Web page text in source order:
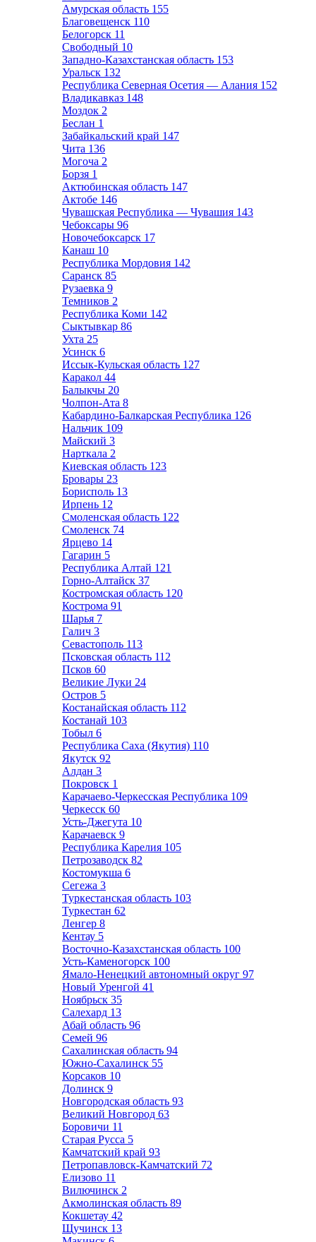
Амурская область 155
Благовещенск 110
Белогорск 11
Свободный 10
Западно-Казахстанская область 153
Уральск 132
Республика Северная Осетия — Алания 152
Владикавказ 148
Моздок 2
Беслан 1
Забайкальский край 147
Чита 136
Могоча 2
Борзя 1
Актюбинская область 147
Актобе 146
Чувашская Республика — Чувашия 143
Чебоксары 96
Новочебоксарск 17
Канаш 10
Республика Мордовия 142
Саранск 85
Рузаевка 9
Темников 2
Республика Коми 142
Сыктывкар 86
Ухта 25
Усинск 6
Иссык-Кульская область 127
Каракол 44
Балыкчы 20
Чолпон-Ата 8
Кабардино-Балкарская Республика 126
Нальчик 109
Майский 3
Нарткала 2
Киевская область 123
Бровары 23
Борисполь 13
Ирпень 12
Смоленская область 122
Смоленск 74
Ярцево 14
Гагарин 5
Республика Алтай 121
Горно-Алтайск 37
Костромская область 120
Кострома 91
Шарья 7
Галич 3
Севастополь 113
Псковская область 112
Псков 60
Великие Луки 24
Остров 5
Костанайская область 112
Костанай 103
Тобыл 6
Республика Саха (Якутия) 110
Якутск 92
Алдан 3
Покровск 1
Карачаево-Черкесская Республика 109
Черкесск 60
Усть-Джегута 10
Карачаевск 9
Республика Карелия 105
Петрозаводск 82
Костомукша 6
Сегежа 3
Туркестанская область 103
Туркестан 62
Ленгер 8
Кентау 5
Восточно-Казахстанская область 100
Усть-Каменогорск 100
Ямало-Ненецкий автономный округ 97
Новый Уренгой 41
Ноябрьск 35
Салехард 13
Абай область 96
Семей 96
Сахалинская область 94
Южно-Сахалинск 55
Корсаков 10
Долинск 9
Новгородская область 93
Великий Новгород 63
Боровичи 11
Старая Русса 5
Камчатский край 93
Петропавловск-Камчатский 72
Елизово 11
Вилючинск 2
Акмолинская область 89
Кокшетау 42
Щучинск 13